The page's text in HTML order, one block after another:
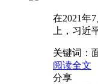
在2021年
上，习
关键词：
阅读全文
分享